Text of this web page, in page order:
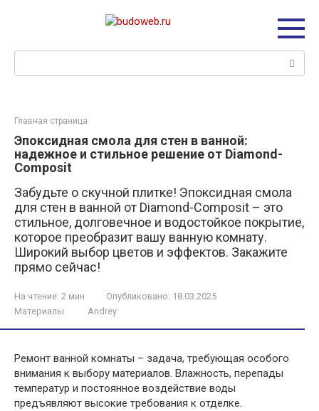
Главная страница
Эпоксидная смола для стен в ванной:
надежное и стильное решение от Diamond-
Composit
Забудьте о скучной плитке! Эпоксидная смола
для стен в ванной от Diamond-Composit – это
стильное, долговечное и водостойкое покрытие,
которое преобразит вашу ванную комнату.
Широкий выбор цветов и эффектов. Закажите
прямо сейчас!
На чтение: 2 мин Опубликовано: 18.03.2025
Материалы
Andrey
Ремонт ванной комнаты – задача, требующая особого
внимания к выбору материалов. Влажность, перепады
температур и постоянное воздействие воды
предъявляют высокие требования к отделке.